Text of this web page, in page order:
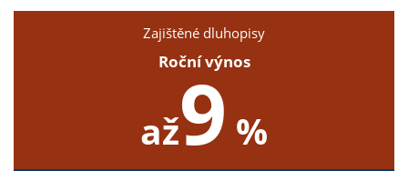
Zajištěné dluhopisy
Roční výnos
až9 %